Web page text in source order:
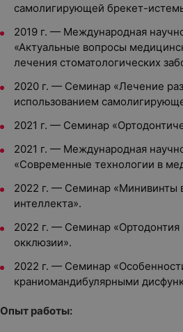
самолигирующей брекет-
2019 г. — Международная
«Актуальные вопросы
лечения стоматологических
2020 г. — Семинар «Лечение
использованием
2021 г. — Семинар
2021 г. — Международная
«Современные технологии в
2022 г. — Семинар «Минивинты
интеллекта».
2022 г. — Семинар «Ортодонтия
окклюзии».
2022 г. — Семинар
краниомандибулярными
Опыт работы: